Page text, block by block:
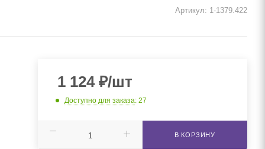
Артикул: 1-1379.422
1 124₽/шт
Доступно для заказа: 27
В КОРЗИНУ